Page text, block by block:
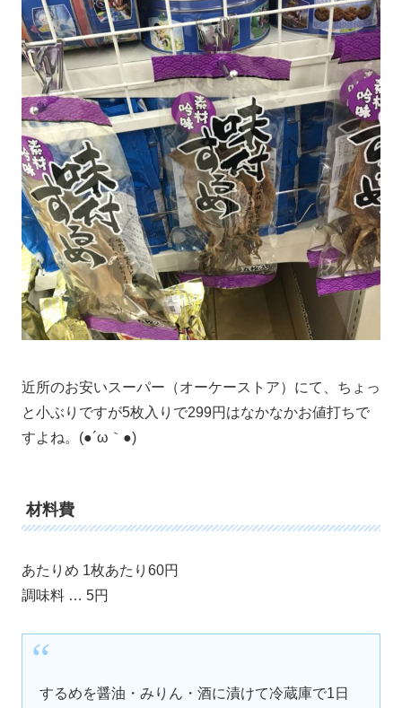
近所のお安いスーパー（オーケーストア）にて、ちょっ
と小ぶりですが5枚入りで299円はなかなかお値打ちで
すよね。(●´ω｀●)
材料費
あたりめ 1枚あたり60円
調味料 … 5円
するめを醤油・みりん・酒に漬けて冷蔵庫で1日